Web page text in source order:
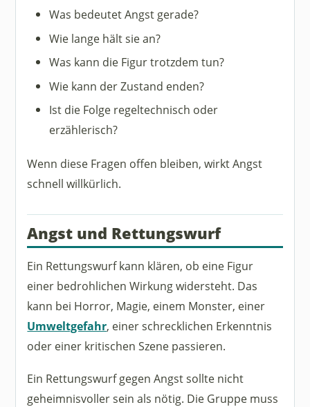
Was bedeutet Angst gerade?
Wie lange hält sie an?
Was kann die Figur trotzdem tun?
Wie kann der Zustand enden?
Ist die Folge regeltechnisch oder
erzählerisch?
Wenn diese Fragen offen bleiben, wirkt Angst
schnell willkürlich.
Angst und Rettungswurf
Ein Rettungswurf kann klären, ob eine Figur
einer bedrohlichen Wirkung widersteht. Das
kann bei Horror, Magie, einem Monster, einer
Umweltgefahr, einer schrecklichen Erkenntnis
oder einer kritischen Szene passieren.
Ein Rettungswurf gegen Angst sollte nicht
geheimnisvoller sein als nötig. Die Gruppe muss